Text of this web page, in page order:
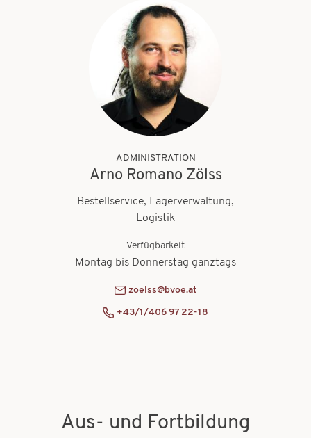
ADMINISTRATION
Arno Romano Zölss
Bestellservice, Lagerverwaltung,
Logistik
Verfügbarkeit
Montag bis Donnerstag ganztags
zoelss@bvoe.at
+43/1/406 97 22-18
Aus- und Fortbildung